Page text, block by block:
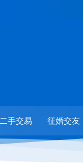
二手交易 征婚交友